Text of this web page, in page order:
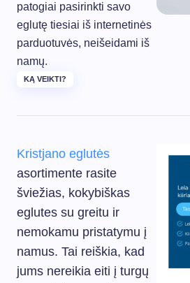
patogiai pasirinkti savo
eglutę tiesiai iš internetinės
parduotuvės, neišeidami iš
namų.
KĄ VEIKTI?
Kristjano eglutės
asortimente rasite
šviežias, kokybiškas
eglutes su greitu ir
nemokamu pristatymu į
namus. Tai reiškia, kad
jums nereikia eiti į turgų